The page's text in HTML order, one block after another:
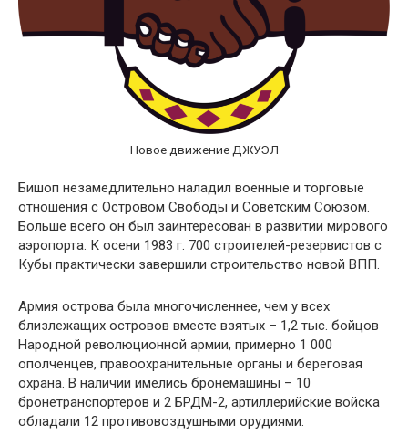
Новое движение ДЖУЭЛ
Бишоп незамедлительно наладил военные и торговые
отношения с Островом Свободы и Советским Союзом.
Больше всего он был заинтересован в развитии мирового
аэропорта. К осени 1983 г. 700 строителей-резервистов с
Кубы практически завершили строительство новой ВПП.
Армия острова была многочисленнее, чем у всех
близлежащих островов вместе взятых – 1,2 тыс. бойцов
Народной революционной армии, примерно 1 000
ополченцев, правоохранительные органы и береговая
охрана. В наличии имелись бронемашины – 10
бронетранспортеров и 2 БРДМ-2, артиллерийские войска
обладали 12 противовоздушными орудиями.